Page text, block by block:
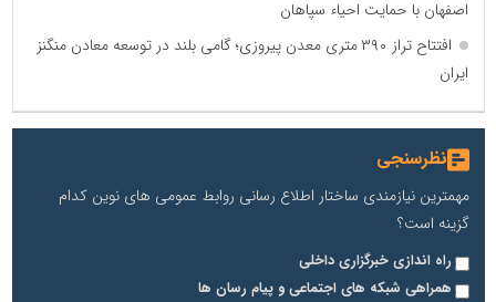
اصفهان با حمایت احیاء سپاهان
افتتاح تراز ۳۹۰ متری معدن پیروزی؛ گامی بلند در توسعه معادن منگنز
ایران
نظرسنجی
مهمترین نیازمندی ساختار اطلاع رسانی روابط عمومی های نوین کدام
گزینه است؟
راه اندازی خبرگزاری داخلی
همراهی شبکه های اجتماعی و پیام رسان ها